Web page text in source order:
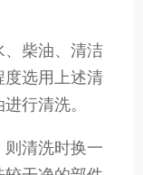
、柴油、清洁
度选用上述清
行清洗。
清洗时换一